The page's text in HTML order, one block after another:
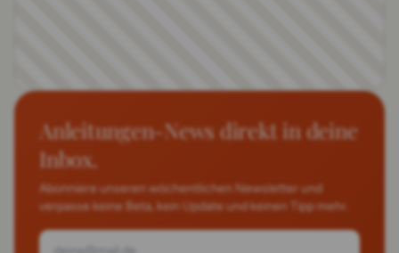
Anleitungen-News direkt in deine
Inbox.
Abonniere unseren wöchentlichen Newsletter und
verpasse keine Beta, kein Update und keinen Tipp mehr.